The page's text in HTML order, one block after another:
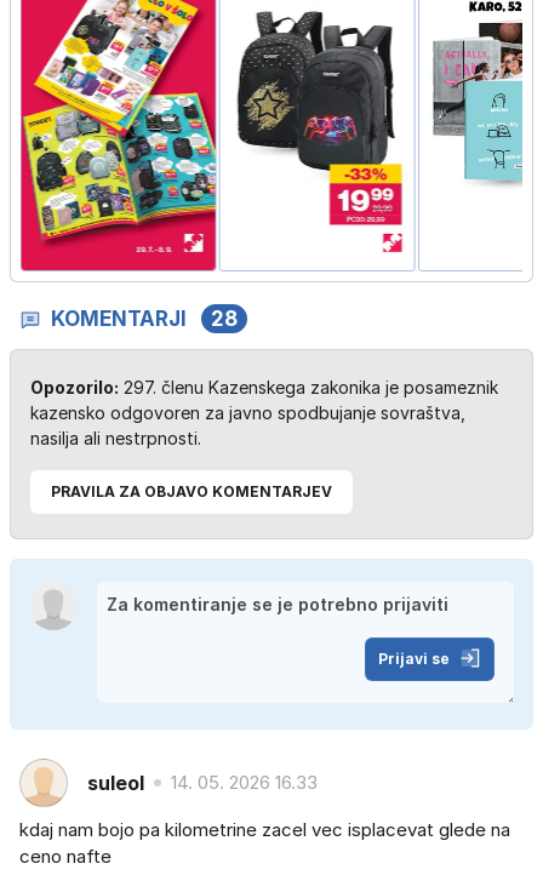
KOMENTARJI 28
Opozorilo: 297. členu Kazenskega zakonika je posameznik
kazensko odgovoren za javno spodbujanje sovraštva,
nasilja ali nestrpnosti.
PRAVILA ZA OBJAVO KOMENTARJEV
Prijavi se
suleol 14. 05. 2026 16.33
kdaj nam bojo pa kilometrine zacel vec isplacevat glede na
ceno nafte